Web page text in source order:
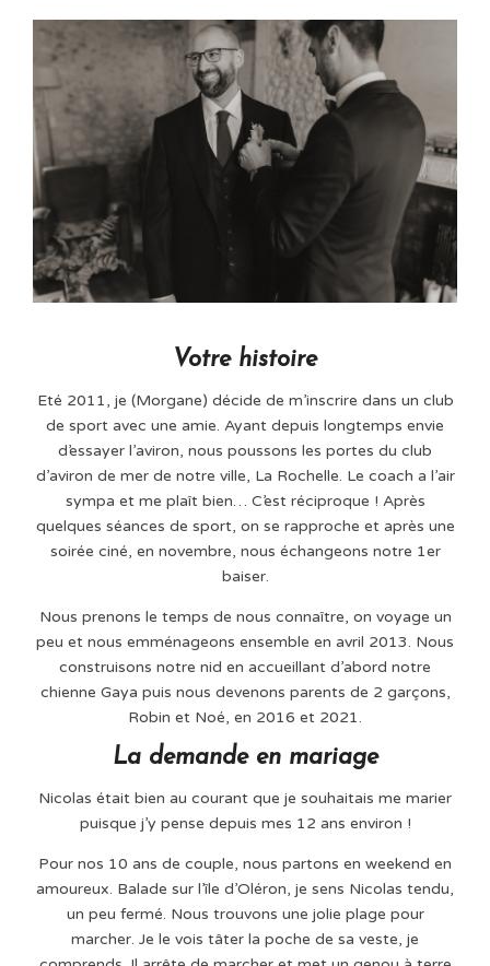
Votre histoire
Eté 2011, je (Morgane) décide de m’inscrire dans un club
de sport avec une amie. Ayant depuis longtemps envie
d’essayer l’aviron, nous poussons les portes du club
d’aviron de mer de notre ville, La Rochelle. Le coach a l’air
sympa et me plaît bien… C’est réciproque ! Après
quelques séances de sport, on se rapproche et après une
soirée ciné, en novembre, nous échangeons notre 1er
baiser.
Nous prenons le temps de nous connaître, on voyage un
peu et nous emménageons ensemble en avril 2013. Nous
construisons notre nid en accueillant d’abord notre
chienne Gaya puis nous devenons parents de 2 garçons,
Robin et Noé, en 2016 et 2021.
La demande en mariage
Nicolas était bien au courant que je souhaitais me marier
puisque j’y pense depuis mes 12 ans environ !
Pour nos 10 ans de couple, nous partons en weekend en
amoureux. Balade sur l’île d’Oléron, je sens Nicolas tendu,
un peu fermé. Nous trouvons une jolie plage pour
marcher. Je le vois tâter la poche de sa veste, je